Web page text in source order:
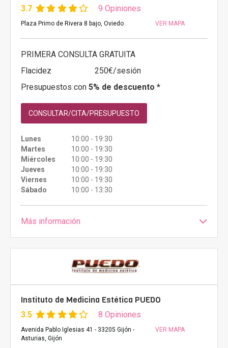
3.7 9 Opiniones
Plaza Primo de Rivera 8 bajo, Oviedo VER MAPA
PRIMERA CONSULTA GRATUITA
Flacidez
250€/sesión
Presupuestos con 5% de descuento *
CONSULTAR/CITA/PRESUPUESTO
Lunes
10:00 - 19:30
Martes
10:00 - 19:30
Miércoles
10:00 - 19:30
Jueves
10:00 - 19:30
Viernes
10:00 - 19:30
Sábado
10:00 - 13:30
Más información
Instituto de Medicina Estética PUEDO
3.5 8 Opiniones
Avenida Pablo Iglesias 41 - 33205 Gijón -
Asturias, Gijón
VER MAPA